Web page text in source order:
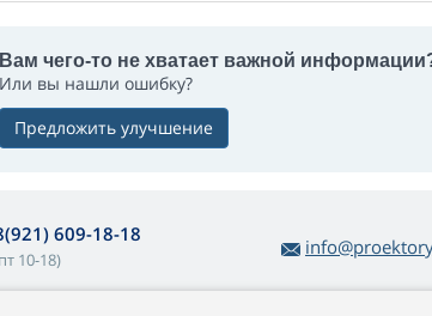
Вам чего-то не хватает важной
Или вы нашли ошибку?
Предложить улучшение
609-18-18
10-18)